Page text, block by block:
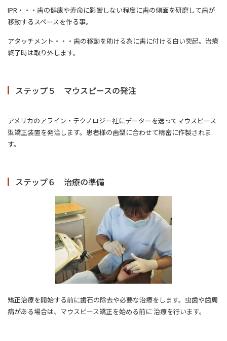
IPR・・・歯の健康や寿命に影響しない程度に歯の側面を研磨して歯が
移動するスペースを作る事。
アタッチメント・・・歯の移動を助ける為に歯に付ける白い突起。治療
終了時は取り外します。
ステップ５ マウスピースの発注
アメリカのアライン・テクノロジー社にデーターを送ってマウスピース
型矯正装置を発注します。患者様の歯型に合わせて精密に作製されま
す。
ステップ６ 治療の準備
矯正治療を開始する前に歯石の除去や必要な治療をします。虫歯や歯周
病がある場合は、マウスピース矯正を始める前に 治療を行います。